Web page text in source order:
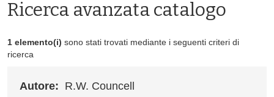
Ricerca avanzata catalogo
1 elemento(i) sono stati trovati mediante i seguenti criteri di
ricerca
Autore: R.W. Councell